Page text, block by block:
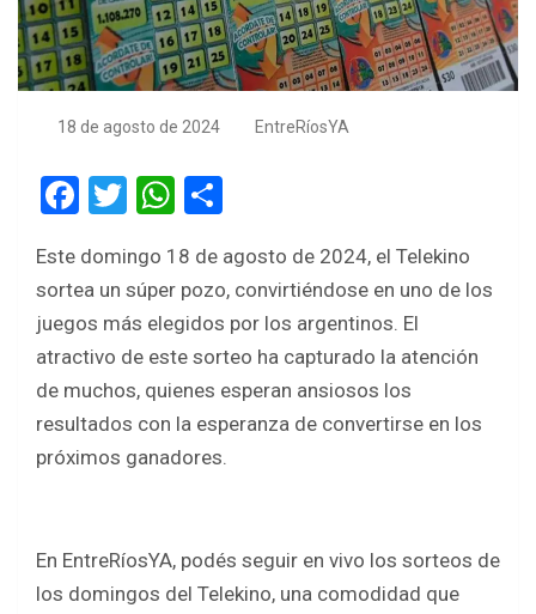
18 de agosto de 2024 EntreRíosYA
F
ce
b
o
o
k
T
tt
er
W
at
s
A
p
p
ar
e
Este domingo 18 de agosto de 2024, el Telekino
sortea un súper pozo, convirtiéndose en uno de los
juegos más elegidos por los argentinos. El
atractivo de este sorteo ha capturado la atención
de muchos, quienes esperan ansiosos los
resultados con la esperanza de convertirse en los
próximos ganadores.
En EntreRíosYA, podés seguir en vivo los sorteos de
los domingos del Telekino, una comodidad que